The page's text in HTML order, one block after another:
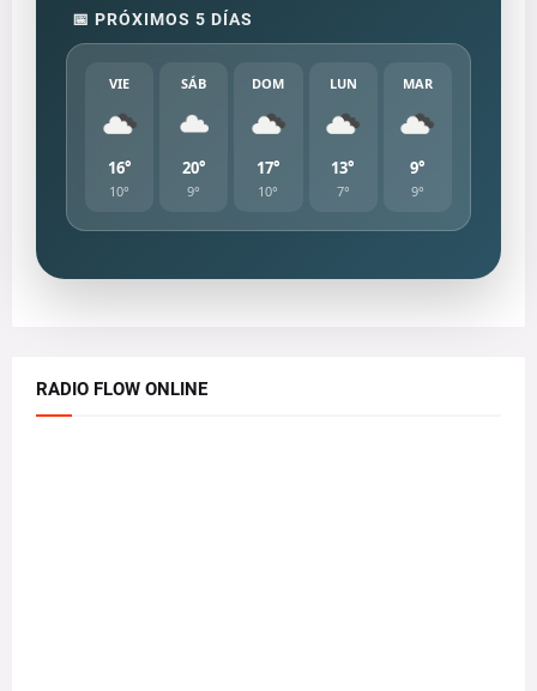
📅 PRÓXIMOS 5 DÍAS
VIE
16°
10°
SÁB
20°
9°
DOM
17°
10°
LUN
13°
7°
MAR
9°
9°
RADIO FLOW ONLINE